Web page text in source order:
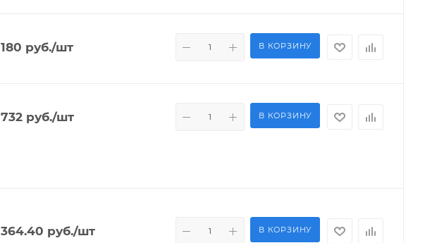
180 руб./шт В КОРЗИНУ
732руб./шт В КОРЗИНУ
364.40 руб./шт В КОРЗИНУ